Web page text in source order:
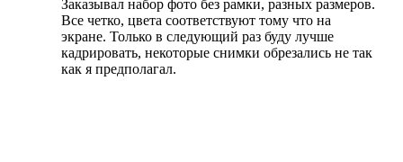
Заказывал набор фото без рамки, разных размеров.
Все четко, цвета соответствуют тому что на
экране. Только в следующий раз буду лучше
кадрировать, некоторые снимки обрезались не так
как я предполагал.